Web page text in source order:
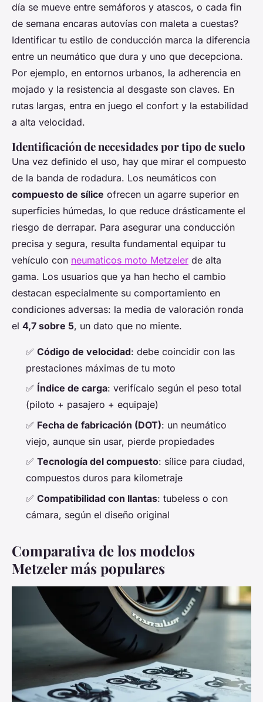
día se mueve entre semáforos y atascos, o cada fin
de semana encaras autovías con maleta a cuestas?
Identificar tu estilo de conducción marca la diferencia
entre un neumático que dura y uno que decepciona.
Por ejemplo, en entornos urbanos, la adherencia en
mojado y la resistencia al desgaste son claves. En
rutas largas, entra en juego el confort y la estabilidad
a alta velocidad.
Identificación de necesidades por tipo de suelo
Una vez definido el uso, hay que mirar el compuesto
de la banda de rodadura. Los neumáticos con
compuesto de sílice ofrecen un agarre superior en
superficies húmedas, lo que reduce drásticamente el
riesgo de derrapar. Para asegurar una conducción
precisa y segura, resulta fundamental equipar tu
vehículo con neumaticos moto Metzeler de alta
gama. Los usuarios que ya han hecho el cambio
destacan especialmente su comportamiento en
condiciones adversas: la media de valoración ronda
el 4,7 sobre 5, un dato que no miente.
✅ Código de velocidad: debe coincidir con las
prestaciones máximas de tu moto
✅ Índice de carga: verifícalo según el peso total
(piloto + pasajero + equipaje)
✅ Fecha de fabricación (DOT): un neumático
viejo, aunque sin usar, pierde propiedades
✅ Tecnología del compuesto: sílice para ciudad,
compuestos duros para kilometraje
✅ Compatibilidad con llantas: tubeless o con
cámara, según el diseño original
Comparativa de los modelos
Metzeler más populares